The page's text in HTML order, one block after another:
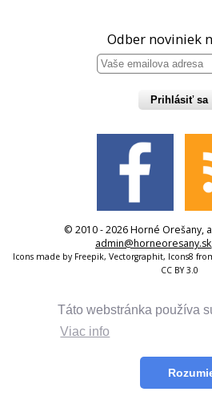
Táto webstránka používa
Viac info
Odber noviniek
Prihlásiť sa
© 2010 - 2026 Horné Orešany,
admin@horneoresany.sk
Icons made by Freepik, Vectorgraphit, Icons8
CC BY 3.0